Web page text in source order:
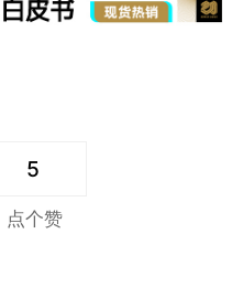
5
点个赞